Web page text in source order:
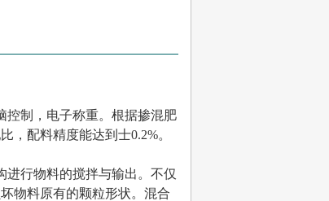
控制，电子称重。根据掺混肥
，配料精度能达到士0.2%。
进行物料的搅拌与输出。不仅
物料原有的颗粒形状。混合